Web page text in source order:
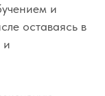
и
оставаясь в
и